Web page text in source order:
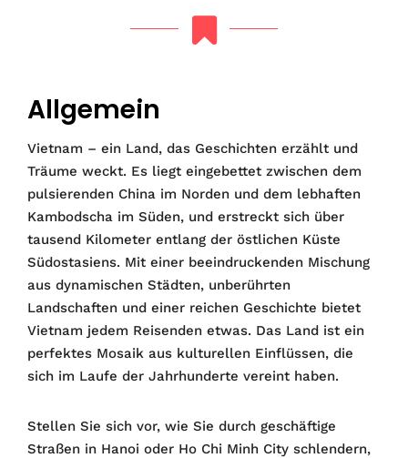
Allgemein
Vietnam – ein Land, das Geschichten erzählt und
Träume weckt. Es liegt eingebettet zwischen dem
pulsierenden China im Norden und dem lebhaften
Kambodscha im Süden, und erstreckt sich über
tausend Kilometer entlang der östlichen Küste
Südostasiens. Mit einer beeindruckenden Mischung
aus dynamischen Städten, unberührten
Landschaften und einer reichen Geschichte bietet
Vietnam jedem Reisenden etwas. Das Land ist ein
perfektes Mosaik aus kulturellen Einflüssen, die
sich im Laufe der Jahrhunderte vereint haben.
Stellen Sie sich vor, wie Sie durch geschäftige
Straßen in Hanoi oder Ho Chi Minh City schlendern,